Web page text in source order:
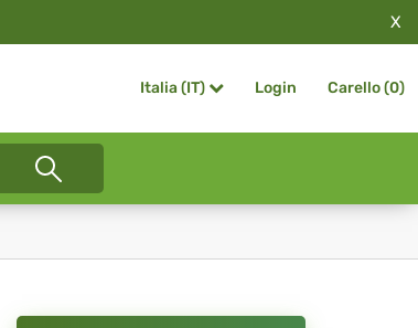
X
Italia (IT) Login Carello (0)